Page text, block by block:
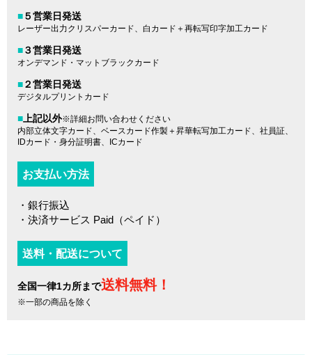
■５営業日発送
レーザー出力クリスパーカード、白カード＋再転写印字加工カード
■３営業日発送
オンデマンド・マットブラックカード
■２営業日発送
デジタルプリントカード
■ 上記以外※詳細お問い合わせください
内部立体文字カード、ベースカード作製＋昇華転写加工カード、社員証、
IDカード・身分証明書、ICカード
お支払い方法
・銀行振込
・決済サービス Paid（ペイド）
送料・配送について
全国一律1カ所まで送料無料！
※一部の商品を除く